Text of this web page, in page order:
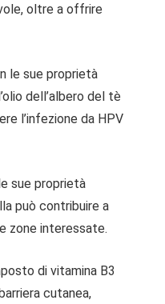
oltre a offrire
le sue proprietà
dell’albero del tè
l’infezione da HPV
sue proprietà
può contribuire a
zone interessate.
di vitamina B3
cutanea,